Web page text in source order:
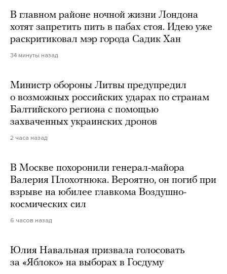
В главном районе ночной жизни Лондона
хотят запретить пить в пабах стоя. Идею уже
раскритиковал мэр города Садик Хан
34 минуты назад
Министр обороны Литвы предупредил
о возможных российских ударах по странам
Балтийского региона с помощью
захваченных украинских дронов
2 часа назад
В Москве похоронили генерал-майора
Валерия Плохотнюка. Вероятно, он погиб при
взрыве на юбилее главкома Воздушно-
космических сил
6 часов назад
Юлия Навальная призвала голосовать
за «Яблоко» на выборах в Госдуму